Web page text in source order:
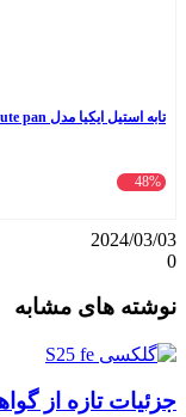
تابه استیل ایکیا مدل saute pan کد 365 سایز 28
48%
2024/03/03
0
آپ
گذاری
ایمیل
نوشته های مشابه
جزئیات تازه از گواهینامه